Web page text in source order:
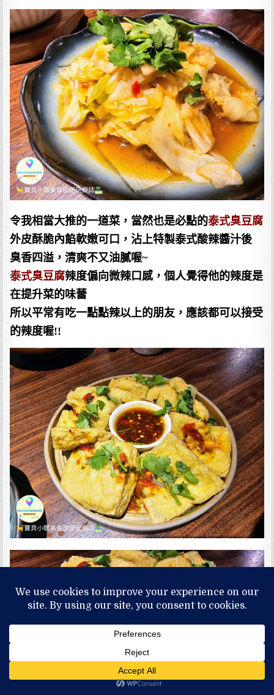
令我相當大推的一道菜，當然也是必點的泰式臭豆腐
外皮酥脆內餡軟嫩可口，沾上特製泰式酸辣醬汁後
臭香四溢，清爽不又油膩喔~
泰式臭豆腐辣度偏向微辣口感，個人覺得他的辣度是
在提升菜的味蕾
所以平常有吃一點點辣以上的朋友，應該都可以接受
的辣度喔!!